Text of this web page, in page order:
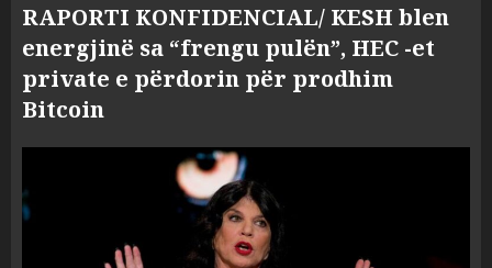
RAPORTI KONFIDENCIAL/ KESH blen
energjinë sa “frengu pulën”, HEC -et
private e përdorin për prodhim
Bitcoin